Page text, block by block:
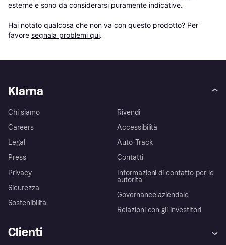
esterne e sono da considerarsi puramente indicative.
Hai notato qualcosa che non va con questo prodotto? Per
favore segnala problemi qui.
Klarna
Chi siamo
Careers
Legal
Press
Privacy
Sicurezza
Sostenibilità
Rivendi
Accessibilità
Auto-Track
Contatti
Informazioni di contatto per le
autorità
Governance aziendale
Relazioni con gli investitori
Clienti